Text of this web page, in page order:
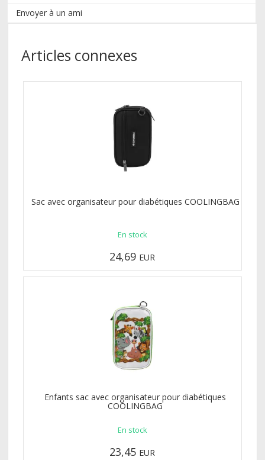
Envoyer à un ami
Articles connexes
Sac avec organisateur pour diabétiques COOLINGBAG
En stock
24,69 EUR
Enfants sac avec organisateur pour diabétiques
COOLINGBAG
En stock
23,45 EUR